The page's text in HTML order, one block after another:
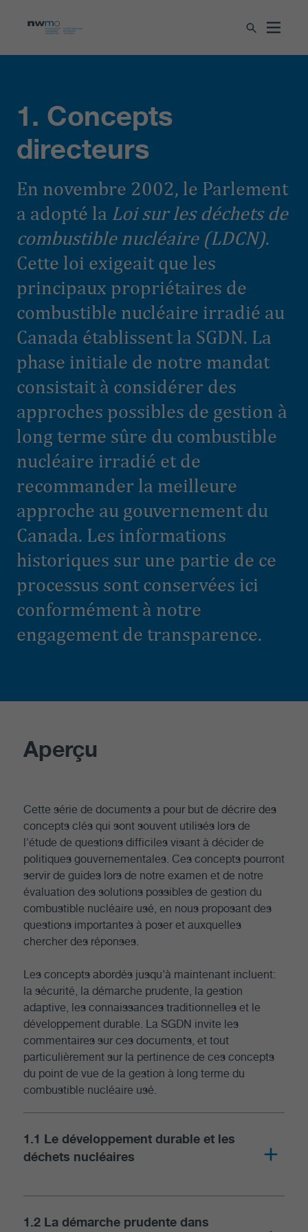
1. Concepts
directeurs
En novembre 2002, le Parlement
a adopté la Loi sur les déchets de
combustible nucléaire (LDCN).
Cette loi exigeait que les
principaux propriétaires de
combustible nucléaire irradié au
Canada établissent la SGDN. La
phase initiale de notre mandat
consistait à considérer des
approches possibles de gestion à
long terme sûre du combustible
nucléaire irradié et de
recommander la meilleure
approche au gouvernement du
Canada. Les informations
historiques sur une partie de ce
processus sont conservées ici
conformément à notre
engagement de transparence.
Aperçu
Cette série de documents a pour but de décrire des
concepts clés qui sont souvent utilisés lors de
l'étude de questions difficiles visant à décider de
politiques gouvernementales. Ces concepts pourront
servir de guides lors de notre examen et de notre
évaluation des solutions possibles de gestion du
combustible nucléaire usé, en nous proposant des
questions importantes à poser et auxquelles
chercher des réponses.
Les concepts abordés jusqu'à maintenant incluent:
la sécurité, la démarche prudente, la gestion
adaptive, les connaissances traditionnelles et le
développement durable. La SGDN invite les
commentaires sur ces documents, et tout
particulièrement sur la pertinence de ces concepts
du point de vue de la gestion à long terme du
combustible nucléaire usé.
1.1 Le développement durable et les
déchets nucléaires
1.2 La démarche prudente dans